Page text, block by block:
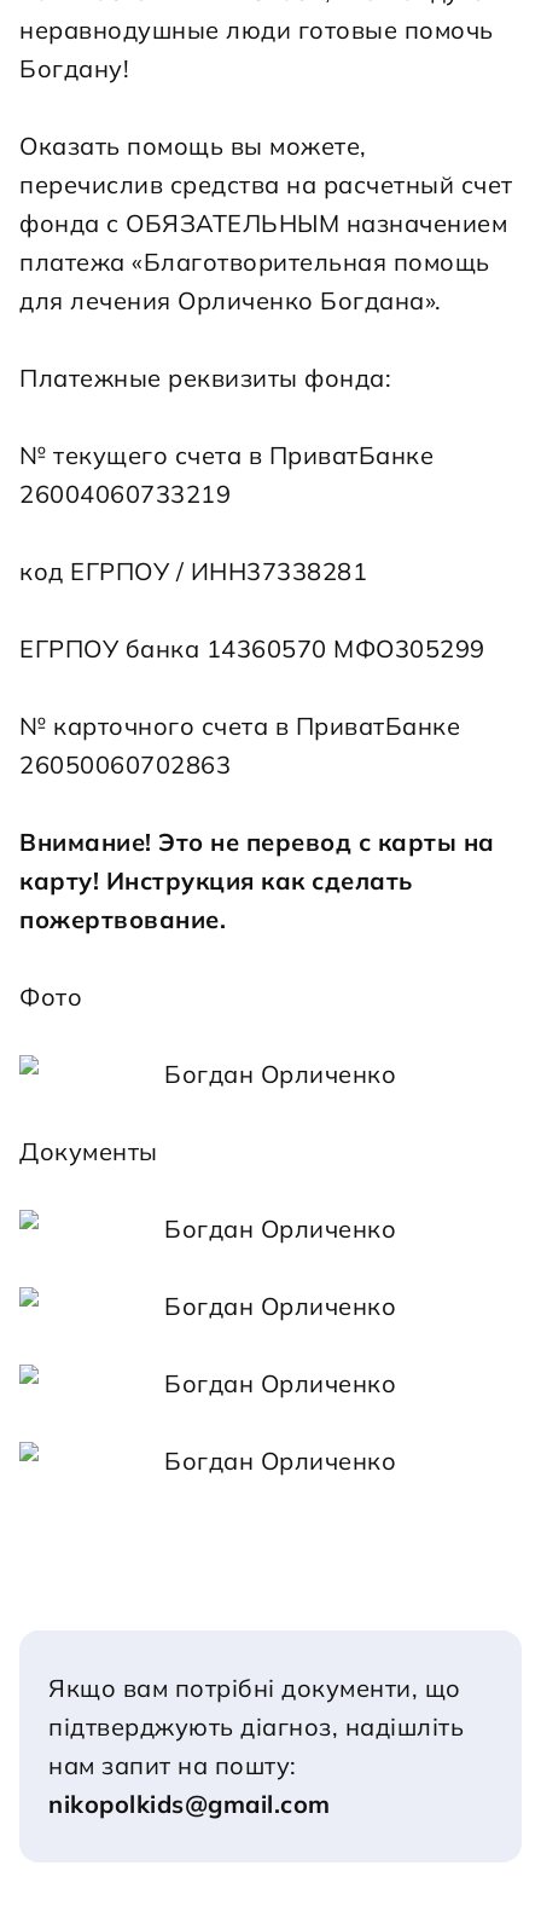
неравнодушные люди готовые помочь
Богдану!
Оказать помощь вы можете,
перечислив средства на расчетный счет
фонда с ОБЯЗАТЕЛЬНЫМ назначением
платежа «Благотворительная помощь
для лечения Орличенко Богдана».
Платежные реквизиты фонда:
№ текущего счета в ПриватБанке
26004060733219
код ЕГРПОУ / ИНН37338281
ЕГРПОУ банка 14360570 МФО305299
№ карточного счета в ПриватБанке
26050060702863
Внимание! Это не перевод с карты на
карту! Инструкция как сделать
пожертвование.
Фото
Документы
Якщо вам потрібні документи, що
підтверджують діагноз, надішліть
нам запит на пошту:
nikopolkids@gmail.com